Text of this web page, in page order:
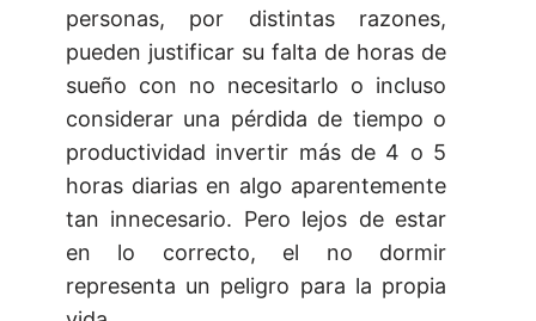
personas, por distintas razones,
pueden justificar su falta de horas de
sueño con no necesitarlo o incluso
considerar una pérdida de tiempo o
productividad invertir más de 4 o 5
horas diarias en algo aparentemente
tan innecesario. Pero lejos de estar
en lo correcto, el no dormir
representa un peligro para la propia